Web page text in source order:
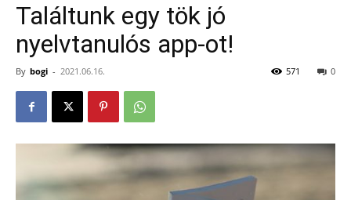
Találtunk egy tök jó
nyelvtanulós app-ot!
By bogi - 2021.06.16. 0
571